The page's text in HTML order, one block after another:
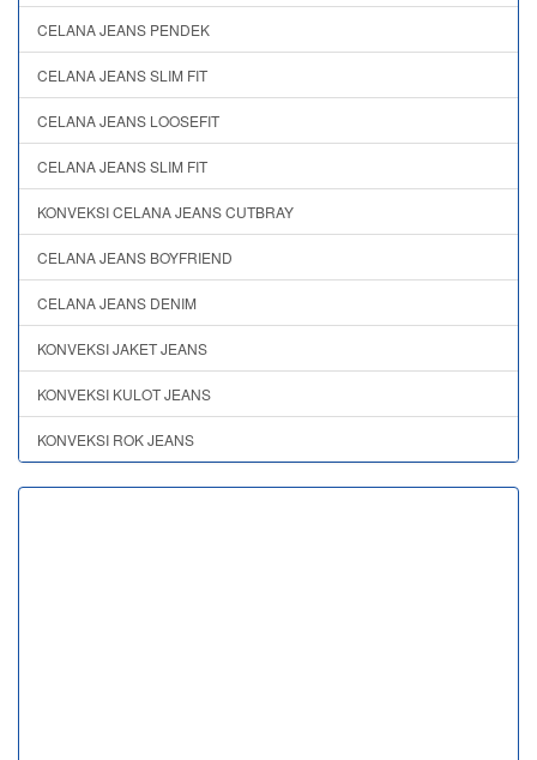
CELANA JEANS PENDEK
CELANA JEANS SLIM FIT
CELANA JEANS LOOSEFIT
CELANA JEANS SLIM FIT
KONVEKSI CELANA JEANS CUTBRAY
CELANA JEANS BOYFRIEND
CELANA JEANS DENIM
KONVEKSI JAKET JEANS
KONVEKSI KULOT JEANS
KONVEKSI ROK JEANS